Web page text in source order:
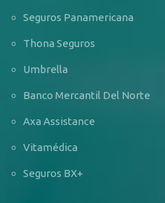
Seguros Panamericana
Thona Seguros
Umbrella
Banco Mercantil Del Norte
Axa Assistance
Vitamédica
Seguros BX+